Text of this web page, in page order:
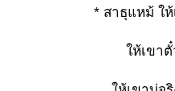
* สาธุแหม้ ใ
ให้เขา